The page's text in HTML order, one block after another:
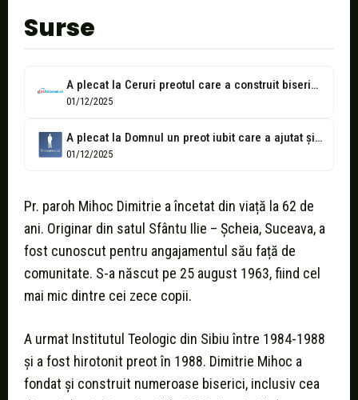
Surse
A plecat la Ceruri preotul care a construit biserici, dar a ajutat...
01/12/2025
A plecat la Domnul un preot iubit care a ajutat și familii...
01/12/2025
Pr. paroh Mihoc Dimitrie a încetat din viață la 62 de
ani. Originar din satul Sfântu Ilie – Șcheia, Suceava, a
fost cunoscut pentru angajamentul său față de
comunitate. S-a născut pe 25 august 1963, fiind cel
mai mic dintre cei zece copii.
A urmat Institutul Teologic din Sibiu între 1984-1988
și a fost hirotonit preot în 1988. Dimitrie Mihoc a
fondat și construit numeroase biserici, inclusiv cea